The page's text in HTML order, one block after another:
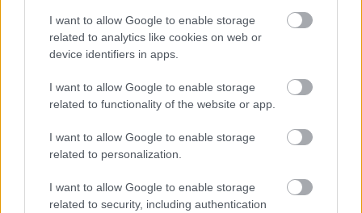
I want to allow Google to enable storage
related to analytics like cookies on web or
device identifiers in apps.
I want to allow Google to enable storage
related to functionality of the website or app.
I want to allow Google to enable storage
related to personalization.
I want to allow Google to enable storage
related to security, including authentication
építőmunkában is.
2020 nyarán egy melléképület építése volt
folyamatban, amellyel össze akarták kötni a
házat és a csarnokot. A fészernek akkor még
nem készült az aljzatbetonja.
a két fiatalt, akiknek azt mondta: dupla pénzért